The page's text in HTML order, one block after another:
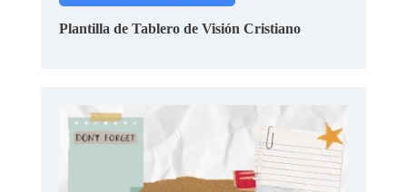
Plantilla de Tablero de Visión Cristiano